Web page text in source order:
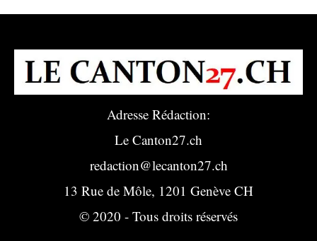
Adresse Rédaction:
Le Canton27.ch
redaction@lecanton27.ch
13 Rue de Môle, 1201 Genève CH
© 2020 - Tous droits réservés